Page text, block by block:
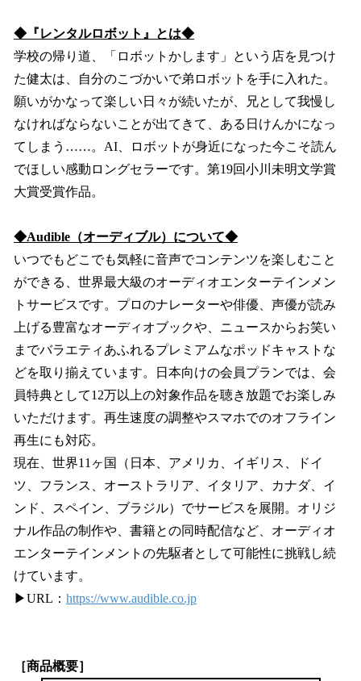
◆『レンタルロボット』とは◆
学校の帰り道、「ロボットかします」という店を見つけ
た健太は、自分のこづかいで弟ロボットを手に入れた。
願いがかなって楽しい日々が続いたが、兄として我慢し
なければならないことが出てきて、ある日けんかになっ
てしまう……。AI、ロボットが身近になった今こそ読ん
でほしい感動ロングセラーです。第19回小川未明文学賞
大賞受賞作品。
◆Audible（オーディブル）について◆
いつでもどこでも気軽に音声でコンテンツを楽しむこと
ができる、世界最大級のオーディオエンターテインメン
トサービスです。プロのナレーターや俳優、声優が読み
上げる豊富なオーディオブックや、ニュースからお笑い
までバラエティあふれるプレミアムなポッドキャストな
どを取り揃えています。日本向けの会員プランでは、会
員特典として12万以上の対象作品を聴き放題でお楽しみ
いただけます。再生速度の調整やスマホでのオフライン
再生にも対応。
現在、世界11ヶ国（日本、アメリカ、イギリス、ドイ
ツ、フランス、オーストラリア、イタリア、カナダ、イ
ンド、スペイン、ブラジル）でサービスを展開。オリジ
ナル作品の制作や、書籍との同時配信など、オーディオ
エンターテインメントの先駆者として可能性に挑戦し続
けています。
▶URL： https://www.audible.co.jp
［商品概要］